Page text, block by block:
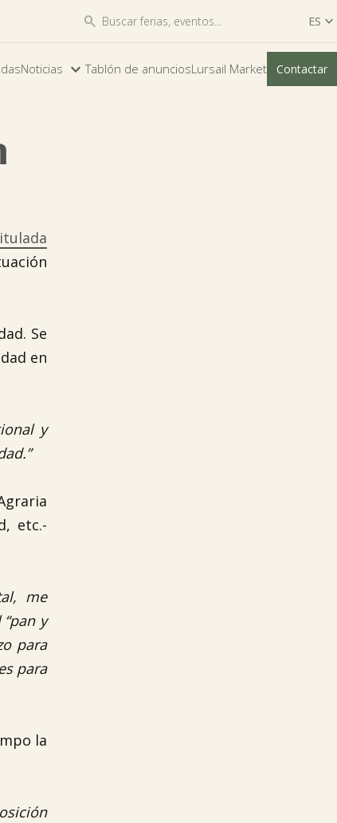
 ES 
ES
EU
Noticias Tablón de anunciosLursail Market Contactar
Se
en
y
etc.-
me
y
para
para
la